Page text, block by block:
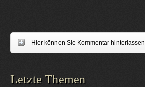
Hier können Sie Kommentar hinterlassen
Letzte Themen